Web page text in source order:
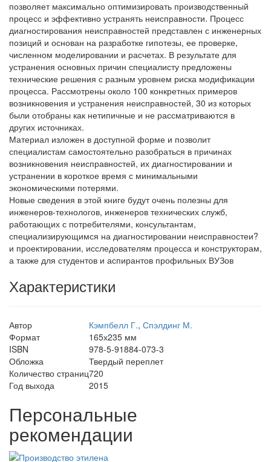
позволяет максимально оптимизировать производственный
процесс и эффективно устранять неисправности. Процесс
диагностирования неисправностей представлен с инженерных
позиций и основан на разработке гипотезы, ее проверке,
численном моделировании и расчетах. В результате для
устранения основных причин специалисту предложены
технические решения с разным уровнем риска модификации
процесса. Рассмотрены около 100 конкретных примеров
возникновения и устранения неисправностей, 30 из которых
были отобраны как нетипичные и не рассматриваются в
других источниках.
Материал изложен в доступной форме и позволит
специалистам самостоятельно разобраться в причинах
возникновения неисправностей, их диагностировании и
устранении в короткое время с минимальными
экономическими потерями.
Новые сведения в этой книге будут очень полезны для
инженеров-технологов, инженеров технических служб,
работающих с потребителями, консультантам,
специализирующимся на диагностировании неисправностеи?
и проектировании, исследователям процесса и конструкторам,
а также для студентов и аспирантов профильных ВУЗов
Характеристики
Автор Кэмпбелл Г., Спэлдинг М.
Формат
165х235 мм
ISBN
978-5-91884-073-3
Обложка
Твердый переплет
Количество страниц720
Год выхода
2015
Персональные
рекомендации